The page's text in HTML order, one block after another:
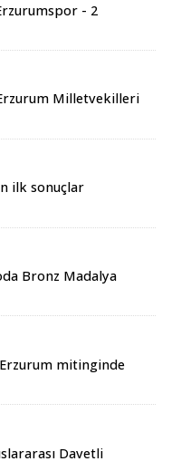
- 2
Milletvekilleri
ilk sonuçlar
Bronz Madalya
mitinginde
Davetli